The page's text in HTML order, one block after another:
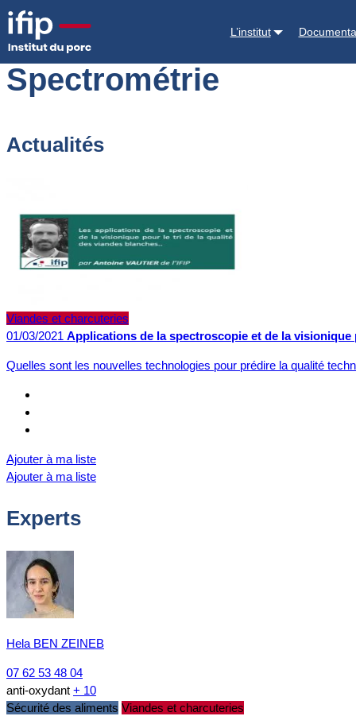
L’institut
Accueil Spectrométrie
Spectrométrie
Actualités
Viandes et charcuteries
01/03/2021 Applications de la spectroscopie et de la
Quelles sont les nouvelles technologies pour prédire la qualité
Ajouter à ma liste
Ajouter à ma liste
Experts
Hela BEN ZEINEB
07 62 53 48 04
anti-oxydant + 10
Sécurité des aliments Viandes et charcuteries